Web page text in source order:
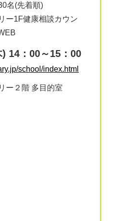
名(先着順)
ー1F健康相談カウン
14：00～15：00
school/index.html
ー２階 多目的室